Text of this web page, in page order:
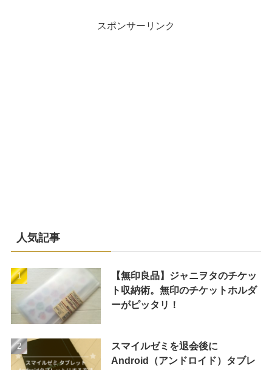
スポンサーリンク
人気記事
【無印良品】ジャニヲタのチケッ
ト収納術。無印のチケットホルダ
ーがピッタリ！
スマイルゼミを退会後に
Android（アンドロイド）タブレ